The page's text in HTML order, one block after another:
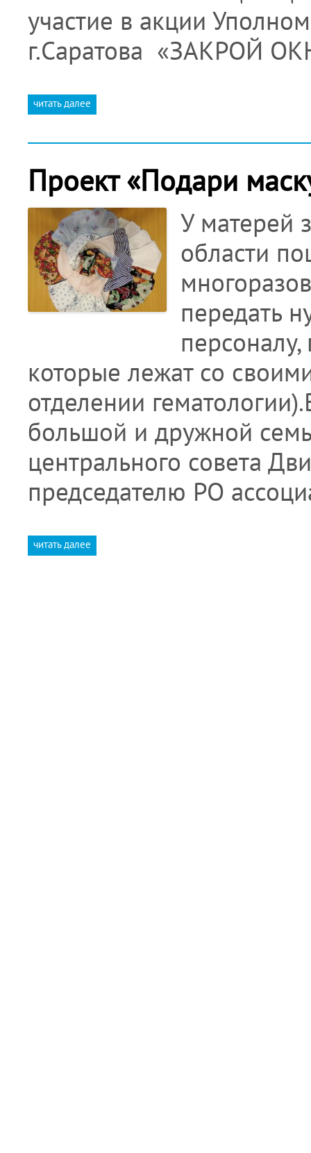
участие в акции
г.Саратова «ЗАКРОЙ
читать далее
Проект «Подари
У матерей
области
передать
которые лежат со
отделении
большой и дружной
центрального совета
председателю РО
читать далее